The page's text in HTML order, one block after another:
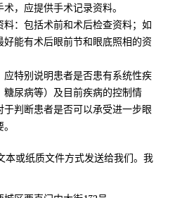
，应提供手术记录资料。
料：包括术前和术后检查资料；如
好能有术后眼前节和眼底照相的资
应特别说明患者是否患有系统性疾
糖尿病等）及目前疾病的控制情
于判断患者是否可以承受进一步眼
本或纸质文件方式发送给我们。我